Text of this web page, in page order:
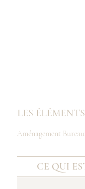
Aménagement
LES
CE QUI